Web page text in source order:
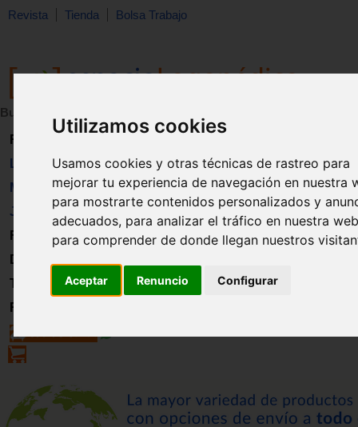
Utilizamos cookies
Usamos cookies y otras técnicas de rastreo para
mejorar tu experiencia de navegación en nuestra
para mostrarte contenidos personalizados y
adecuados, para analizar el tráfico en nuestra
para comprender de donde llegan nuestros
Aceptar Renuncio Configurar
Revista Tienda Bolsa Trabajo
Buscar:
Revista
Libros
Material
Juguetes
Formación
Directorio
Trabajo
Registro